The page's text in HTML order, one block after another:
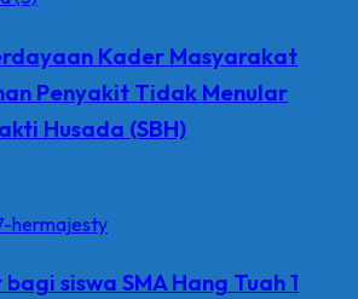
Kader Masyarakat
Penyakit Tidak Menular
Husada (SBH)
siswa SMA Hang Tuah 1